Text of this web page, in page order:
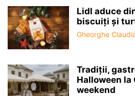
Lidl aduce
biscuiți și
Gheorghe
Tradiții,
Halloween la
weekend